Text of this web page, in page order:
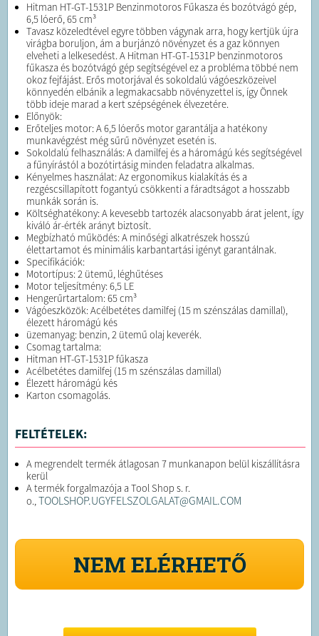
Hitman HT-GT-1531P Benzinmotoros Fűkasza és bozótvágó gép,
6,5 lóerő, 65 cm³
Tavasz közeledtével egyre többen vágynak arra, hogy kertjük újra
virágba boruljon, ám a burjánzó növényzet és a gaz könnyen
elveheti a lelkesedést. A Hitman HT-GT-1531P benzinmotoros
fűkasza és bozótvágó gép segítségével ez a probléma többé nem
okoz fejfájást. Erős motorjával és sokoldalú vágóeszközeivel
könnyedén elbánik a legmakacsabb növényzettel is, így Önnek
több ideje marad a kert szépségének élvezetére.
Előnyök:
Erőteljes motor: A 6,5 lóerős motor garantálja a hatékony
munkavégzést még sűrű növényzet esetén is.
Sokoldalú felhasználás: A damilfej és a háromágú kés segítségével
a fűnyírástól a bozótirtásig minden feladatra alkalmas.
Kényelmes használat: Az ergonomikus kialakítás és a
rezgéscsillapított fogantyú csökkenti a fáradtságot a hosszabb
munkák során is.
Költséghatékony: A kevesebb tartozék alacsonyabb árat jelent, így
kiváló ár-érték arányt biztosít.
Megbízható működés: A minőségi alkatrészek hosszú
élettartamot és minimális karbantartási igényt garantálnak.
Specifikációk:
Motortípus: 2 ütemű, léghűtéses
Motor teljesítmény: 6,5 LE
Hengerűrtartalom: 65 cm³
Vágóeszközök: Acélbetétes damilfej (15 m szénszálas damillal),
élezett háromágú kés
üzemanyag: benzin, 2 ütemű olaj keverék.
Csomag tartalma:
Hitman HT-GT-1531P fűkasza
Acélbetétes damilfej (15 m szénszálas damillal)
Élezett háromágú kés
Karton csomagolás.
FELTÉTELEK:
A megrendelt termék átlagosan 7 munkanapon belül kiszállításra
kerül
A termék forgalmazója a Tool Shop s. r.
o.,TOOLSHOP.UGYFELSZOLGALAT@GMAIL.COM
NEM ELÉRHETŐ